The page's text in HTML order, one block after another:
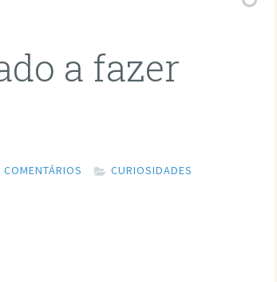
a fazer
COMENTÁRIOS CURIOSIDADES